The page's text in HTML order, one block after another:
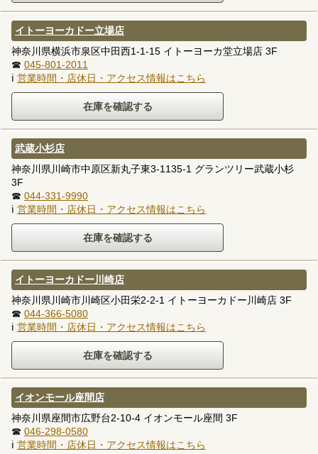
イトーヨーカドー立場店
神奈川県横浜市泉区中田西1-1-15 イトーヨーカ堂立場店 3F
☎ 045-801-2011
ℹ 営業時間・店休日・アクセス情報はこちら
武蔵小杉店
神奈川県川崎市中原区新丸子東3-1135-1 グランツリー武蔵小杉
3F
☎ 044-331-9990
ℹ 営業時間・店休日・アクセス情報はこちら
イトーヨーカドー川崎店
神奈川県川崎市川崎区小田栄2-2-1 イトーヨーカドー川崎店 3F
☎ 044-366-5080
ℹ 営業時間・店休日・アクセス情報はこちら
イオンモール座間店
神奈川県座間市広野台2-10-4 イオンモール座間 3F
☎ 046-298-0580
ℹ 営業時間・店休日・アクセス情報はこちら